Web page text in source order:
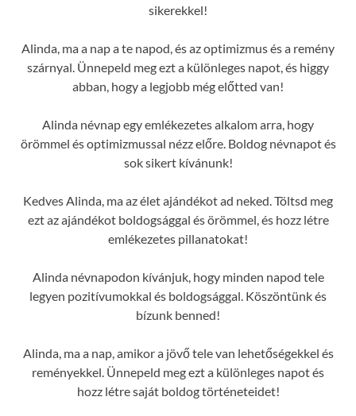
sikerekkel!
Alinda, ma a nap a te napod, és az optimizmus és a remény
szárnyal. Ünnepeld meg ezt a különleges napot, és higgy
abban, hogy a legjobb még előtted van!
Alinda névnap egy emlékezetes alkalom arra, hogy
örömmel és optimizmussal nézz előre. Boldog névnapot és
sok sikert kívánunk!
Kedves Alinda, ma az élet ajándékot ad neked. Töltsd meg
ezt az ajándékot boldogsággal és örömmel, és hozz létre
emlékezetes pillanatokat!
Alinda névnapodon kívánjuk, hogy minden napod tele
legyen pozitívumokkal és boldogsággal. Köszöntünk és
bízunk benned!
Alinda, ma a nap, amikor a jövő tele van lehetőségekkel és
reményekkel. Ünnepeld meg ezt a különleges napot és
hozz létre saját boldog történeteidet!